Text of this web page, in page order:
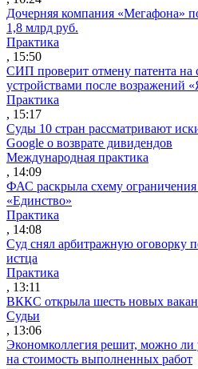
Дочерняя компания «Мегафона»
1,8 млрд руб.
Практика
, 15:50
СИП проверит отмену патента на
устройствами после возражений
Практика
, 15:17
Суды 10 стран рассматривают
Google о возврате дивидендов
Международная практика
, 14:09
ФАС раскрыла схему
«Единство»
Практика
, 14:08
Суд снял арбитражную оговорку
истца
Практика
, 13:11
ВККС открыла шесть новых
Судьи
, 13:06
Экономколлегия решит, можно ли
на стоимость выполненных работ